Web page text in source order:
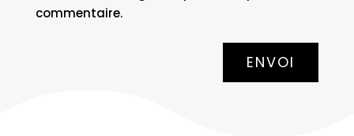
commentaire.
ENVOI